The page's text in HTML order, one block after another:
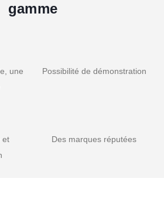
gamme
une
Possibilité de démonstration
et
Des marques réputées